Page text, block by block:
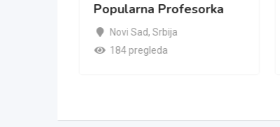
Popularna Profesorka
Novi Sad, Srbija
184 pregleda